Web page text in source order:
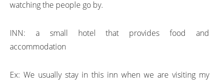
watching the people go by.
INN: a small hotel that provides food and
accommodation
Ex: We usually stay in this inn when we are visiting my